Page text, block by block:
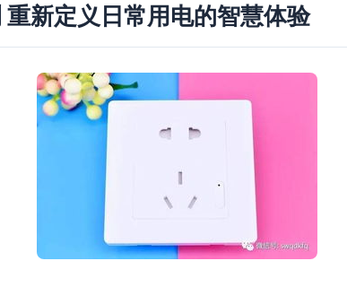
新定义日常用电的智慧体验